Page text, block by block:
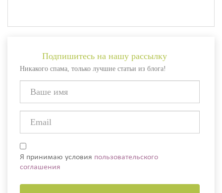
Подпишитесь на нашу рассылку
Никакого спама, только лучшие статьи из блога!
Я принимаю условия пользовательского
соглашения